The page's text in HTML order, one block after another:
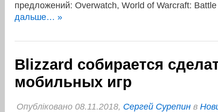
предложений: Overwatch, World of Warcraft:
дальше… »
Blizzard собирается
мобильных игр
Опубліковано 08.11.2018, Сергей Сурепин в